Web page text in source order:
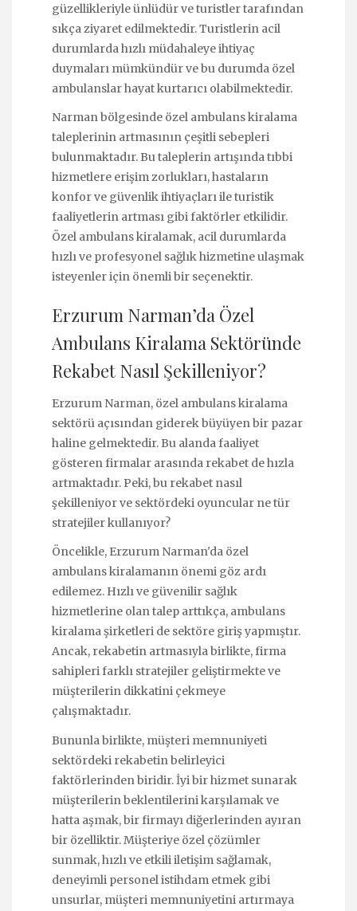
güzellikleriyle ünlüdür ve turistler tarafından
sıkça ziyaret edilmektedir. Turistlerin acil
durumlarda hızlı müdahaleye ihtiyaç
duymaları mümkündür ve bu durumda özel
ambulanslar hayat kurtarıcı olabilmektedir.
Narman bölgesinde özel ambulans kiralama
taleplerinin artmasının çeşitli sebepleri
bulunmaktadır. Bu taleplerin artışında tıbbi
hizmetlere erişim zorlukları, hastaların
konfor ve güvenlik ihtiyaçları ile turistik
faaliyetlerin artması gibi faktörler etkilidir.
Özel ambulans kiralamak, acil durumlarda
hızlı ve profesyonel sağlık hizmetine ulaşmak
isteyenler için önemli bir seçenektir.
Erzurum Narman’da Özel
Ambulans Kiralama Sektöründe
Rekabet Nasıl Şekilleniyor?
Erzurum Narman, özel ambulans kiralama
sektörü açısından giderek büyüyen bir pazar
haline gelmektedir. Bu alanda faaliyet
gösteren firmalar arasında rekabet de hızla
artmaktadır. Peki, bu rekabet nasıl
şekilleniyor ve sektördeki oyuncular ne tür
stratejiler kullanıyor?
Öncelikle, Erzurum Narman'da özel
ambulans kiralamanın önemi göz ardı
edilemez. Hızlı ve güvenilir sağlık
hizmetlerine olan talep arttıkça, ambulans
kiralama şirketleri de sektöre giriş yapmıştır.
Ancak, rekabetin artmasıyla birlikte, firma
sahipleri farklı stratejiler geliştirmekte ve
müşterilerin dikkatini çekmeye
çalışmaktadır.
Bununla birlikte, müşteri memnuniyeti
sektördeki rekabetin belirleyici
faktörlerinden biridir. İyi bir hizmet sunarak
müşterilerin beklentilerini karşılamak ve
hatta aşmak, bir firmayı diğerlerinden ayıran
bir özelliktir. Müşteriye özel çözümler
sunmak, hızlı ve etkili iletişim sağlamak,
deneyimli personel istihdam etmek gibi
unsurlar, müşteri memnuniyetini artırmaya